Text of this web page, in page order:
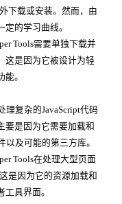
下载或安装。然而，由
的学习曲线。
Tools需要单独下载并
这是因为它被设计为轻
。
理复杂的JavaScript代码
要是因为它需要加载和
以及可能的第三方库。
Tools在处理大型页面
是因为它的资源加载和
具界面。